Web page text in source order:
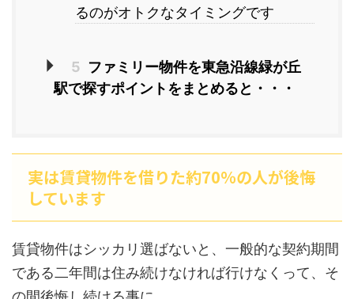
るのがオトクなタイミングです
5 ファミリー物件を東急沿線緑が丘
駅で探すポイントをまとめると・・・
実は賃貸物件を借りた約70％の人が後悔
しています
賃貸物件はシッカリ選ばないと、一般的な契約期間
である二年間は住み続けなければ行けなくって、そ